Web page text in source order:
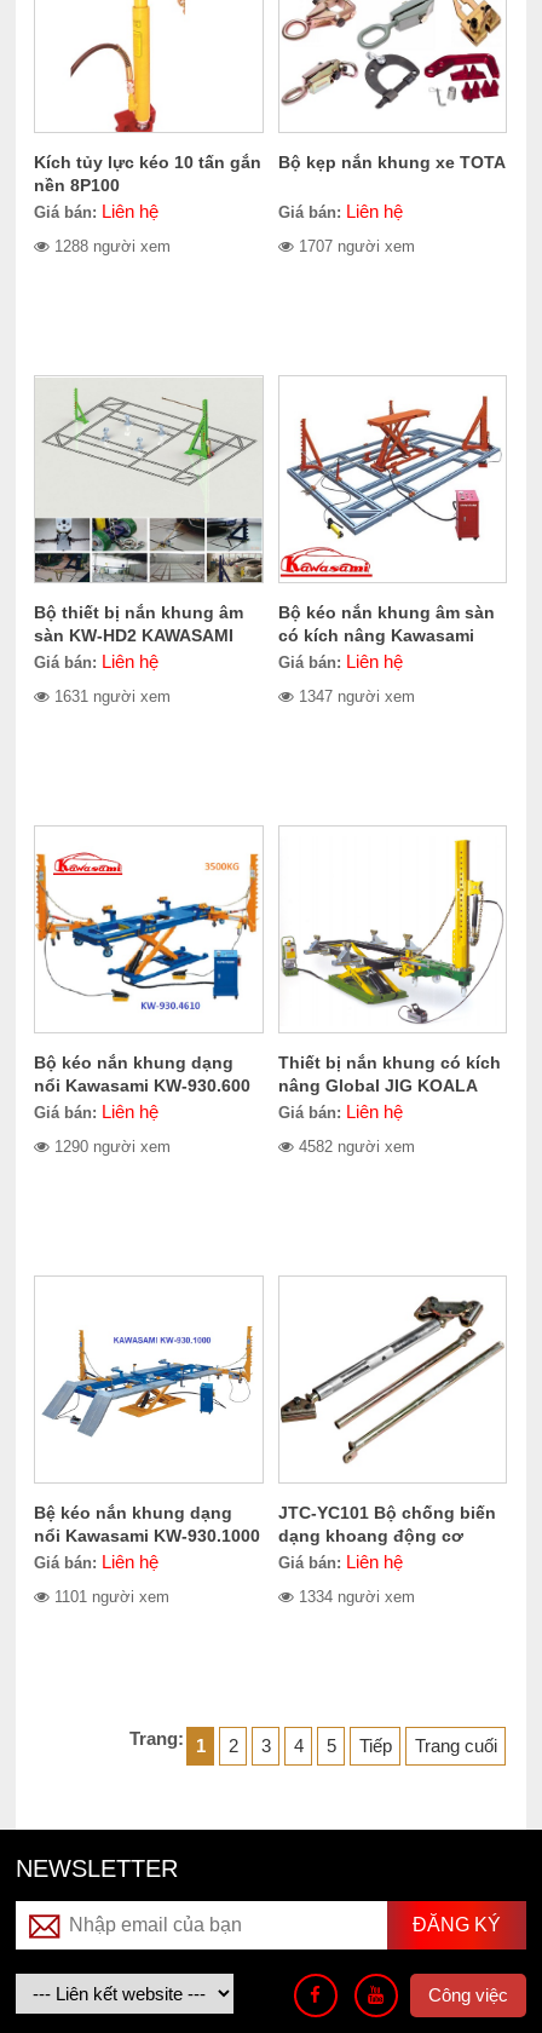
Kích tủy lực kéo 10 tấn gắn
nền 8P100
Giá bán: Liên hệ
1288 người xem
Bộ kẹp nắn khung xe TOTA
Giá bán: Liên hệ
1707 người xem
Bộ thiết bị nắn khung âm
sàn KW-HD2 KAWASAMI
Giá bán: Liên hệ
1631 người xem
Bộ kéo nắn khung âm sàn
có kích nâng Kawasami
680.2260
Giá bán: Liên hệ
1347 người xem
Bộ kéo nắn khung dạng
nổi Kawasami KW-930.600
Giá bán: Liên hệ
1290 người xem
Thiết bị nắn khung có kích
nâng Global JIG KOALA
Giá bán: Liên hệ
4582 người xem
Bệ kéo nắn khung dạng
nổi Kawasami KW-930.1000
Giá bán: Liên hệ
1101 người xem
JTC-YC101 Bộ chống biến
dạng khoang động cơ
Giá bán: Liên hệ
1334 người xem
Trang: 1 2 3 4 5 Tiếp Trang cuối
NEWSLETTER
Công việc